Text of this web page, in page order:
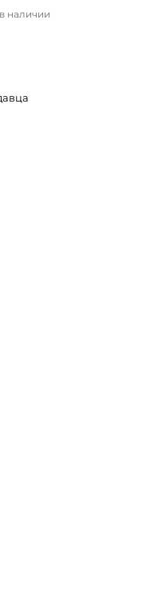
в наличии